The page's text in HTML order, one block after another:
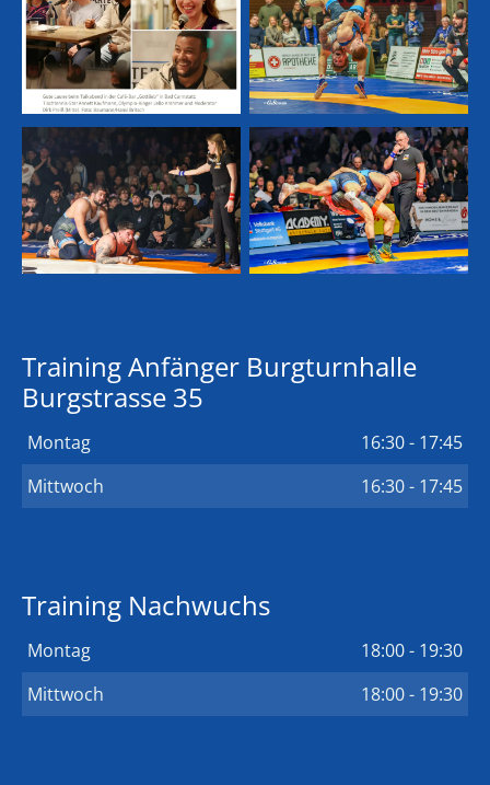
Training Anfänger Burgturnhalle
Burgstrasse 35
Montag
16:30 - 17:45
Mittwoch
16:30 - 17:45
Training Nachwuchs
Montag
18:00 - 19:30
Mittwoch
18:00 - 19:30